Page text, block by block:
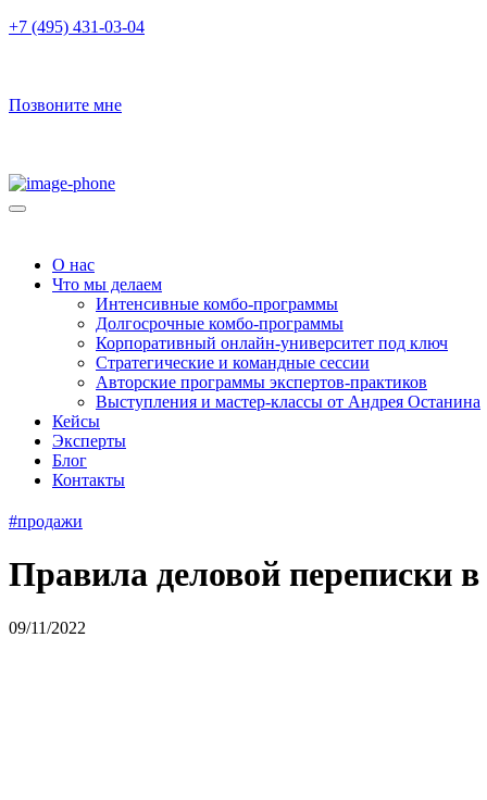
+7 (495) 431-03-04
Позвоните мне
О нас
Что мы делаем
Интенсивные комбо-программы
Долгосрочные комбо-программы
Корпоративный онлайн-университет под ключ
Стратегические и командные сессии
Авторские программы экспертов-практиков
Выступления и мастер-классы от Андрея Останина
Кейсы
Эксперты
Блог
Контакты
#продажи
Правила деловой переписки
09/11/2022